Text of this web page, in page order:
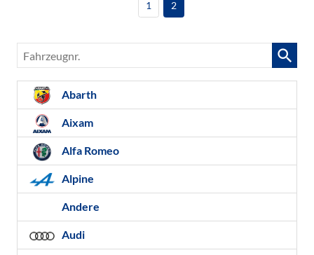
1 2
Fahrzeugnr.
Abarth
Aixam
Alfa Romeo
Alpine
Andere
Audi